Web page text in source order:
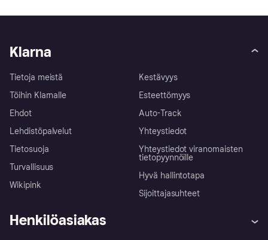
Klarna
Tietoja meistä
Töihin Klarnalle
Ehdot
Lehdistöpalvelut
Tietosuoja
Turvallisuus
Wikipink
Kestävyys
Esteettömyys
Auto-Track
Yhteystiedot
Yhteystiedot viranomaisten
tietopyynnöille
Hyvä hallintotapa
Sijoittajasuhteet
Henkilöasiakas